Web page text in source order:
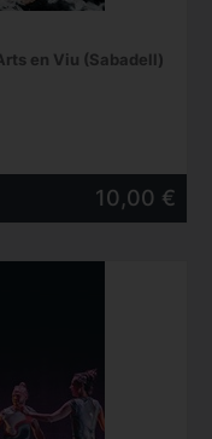
en Viu (Sabadell)
10,00 €